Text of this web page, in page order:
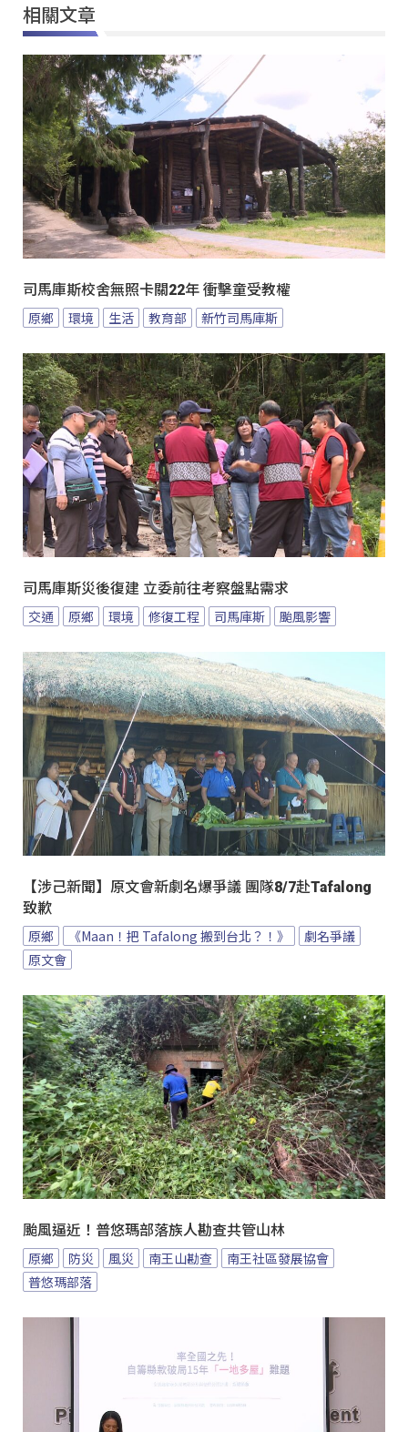
相關文章
司馬庫斯校舍無照卡關22年 衝擊童受教權
原鄉 環境 生活 教育部 新竹司馬庫斯
司馬庫斯災後復建 立委前往考察盤點需求
交通 原鄉 環境 修復工程 司馬庫斯 颱風影響
【涉己新聞】原文會新劇名爆爭議 團隊8/7赴Tafalong
致歉
原鄉 《Maan！把 Tafalong 搬到台北？！》
劇名爭議
原文會
颱風逼近！普悠瑪部落族人勘查共管山林
原鄉 防災 風災 南王山勘查
南王社區發展協會
普悠瑪部落